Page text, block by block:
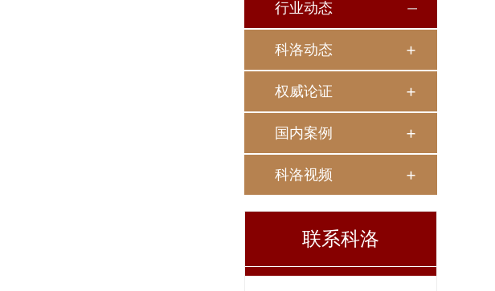
行业动态
科洛动态
权威论证
国内案例
科洛视频
联系科洛